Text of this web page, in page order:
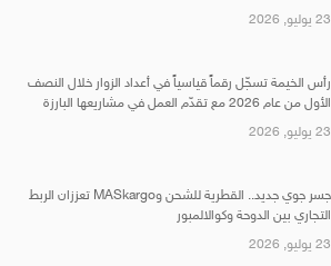
23 يوليو, 2026
رأس الخيمة تسجّل رقماً قياسياً في أعداد الزوار خلال النصف
الأول من عام 2026 مع تقدّم العمل في مشاريعها البارزة
23 يوليو, 2026
جسر جوي جديد.. القطرية للشحن وMASkargo تعززان الربط
التجاري بين الدوحة وكوالالمبور
23 يوليو, 2026